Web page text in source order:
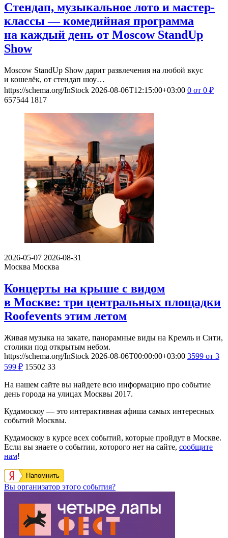
Стендап, музыкальное лото и мастер-
классы — комедийная программа
на каждый день от Moscow StandUp
Show
Moscow StandUp Show дарит развлечения на любой вкус
и кошелёк, от стендап шоу…
https://schema.org/InStock 2026-08-06T12:15:00+03:00 0 от 0 ₽
657544 1817
2026-05-07 2026-08-31
Москва Москва
Концерты на крыше с видом
в Москве: три центральных площадки
Roofevents этим летом
Живая музыка на закате, панорамные виды на Кремль и Сити,
столики под открытым небом.
https://schema.org/InStock 2026-08-06T00:00:00+03:00 3599 от 3
599 ₽ 15502 33
На нашем сайте вы найдете всю информацию про событие
день города на улицах Москвы 2017.
Кудамоскоу — это интерактивная афиша самых интересных
событий Москвы.
Кудамоскоу в курсе всех событий, которые пройдут в Москве.
Если вы знаете о событии, которого нет на сайте, сообщите
нам!
Напомнить
Вы организатор этого события?